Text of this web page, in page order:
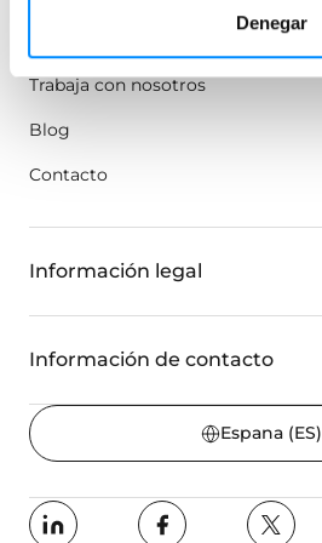
Denegar
Trabaja con nosotros
Blog
Contacto
Información legal
Información de contacto
Espana (ES)